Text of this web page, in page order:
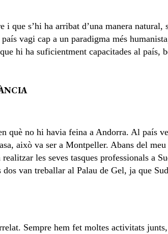
que s’hi ha arribat d’una manera natural,
vagi cap a un paradigma més
hi ha suficientment capacitades al país,
què no hi havia feina a Andorra. Al país
això va ser a Montpeller. Abans del
les seves tasques professionals a
dos van treballar al Palau de Gel, ja que
Sempre hem fet moltes activitats